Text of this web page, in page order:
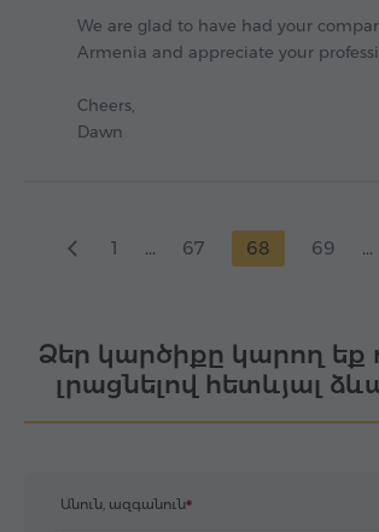
We are glad to have had your
Armenia and appreciate your
Cheers,
Dawn
1 ... 67 68 69 ...
Ձեր կարծիքը կարող եք
լրացնելով հետևյալ
Անուն, ազգանուն